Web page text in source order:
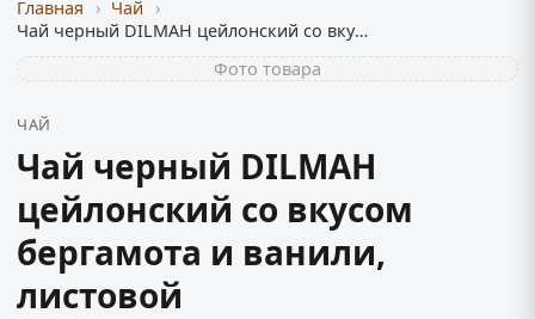
Главная › Чай
›
Чай черный DILMAH цейлонский со вкусом бергамота и ванили, листовой
Фото товара
ЧАЙ
Чай черный DILMAH
цейлонский со вкусом
бергамота и ванили,
листовой